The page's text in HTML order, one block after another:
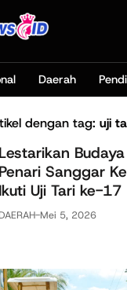
Daerah
dengan tag: uji
Lestarikan
Penari Sanggar
Ikuti Uji Tari ke-17
DAERAH-Mei 5, 2026